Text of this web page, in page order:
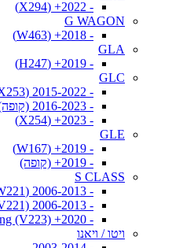
- 2022+ (X294)
G WAGON
- 2018+ (W463)
GLA
- 2019+ (H247)
GLC
- 2015-2022 (X253)
- 2016-2023 (קופה)
- 2023+ (X254)
GLE
- 2019+ (W167)
- 2019+ (קופה)
S CLASS
- 2006-2013 (W221)
- 2006-2013 Long (V221)
- 2020+ Long (V223)
ויטו / ויאנו